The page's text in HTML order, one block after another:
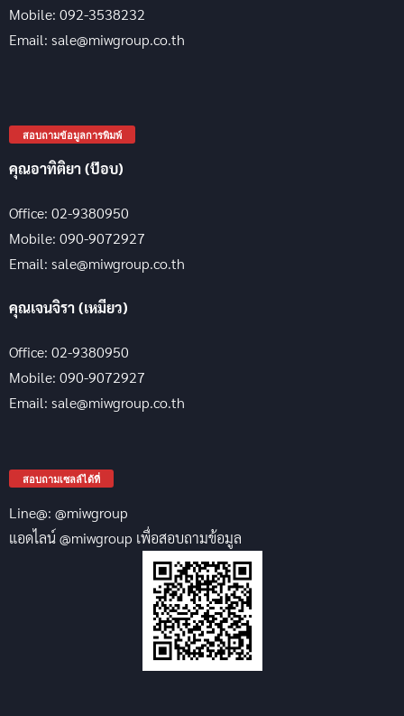
Mobile: 092-3538232
Email: sale@miwgroup.co.th
สอบถามข้อมูลการพิมพ์
คุณอาทิติยา (ป๊อบ)
Office: 02-9380950
Mobile: 090-9072927
Email: sale@miwgroup.co.th
คุณเจนจิรา (เหมียว)
Office: 02-9380950
Mobile: 090-9072927
Email: sale@miwgroup.co.th
สอบถามเซลล์ได้ที่
Line@: @miwgroup
แอดไลน์ @miwgroup เพื่อสอบถามข้อมูล